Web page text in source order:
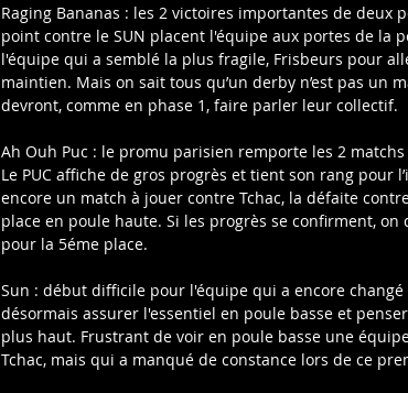
Raging Bananas : les 2 victoires importantes de deux
point contre le SUN placent l'équipe aux portes de la
l'équipe qui a semblé la plus fragile, Frisbeurs pour
maintien. Mais on sait tous qu’un derby n’est pas un
devront, comme en phase 1, faire parler leur collectif.
Ah Ouh Puc : le promu parisien remporte les 2
Le PUC affiche de gros progrès et tient son rang pour
encore un match à jouer contre Tchac, la défaite
place en poule haute. Si les progrès se confirment,
pour la 5éme place.
Sun : début difficile pour l'équipe qui a encore
désormais assurer l'essentiel en poule basse et
plus haut. Frustrant de voir en poule basse une
Tchac, mais qui a manqué de constance lors de ce